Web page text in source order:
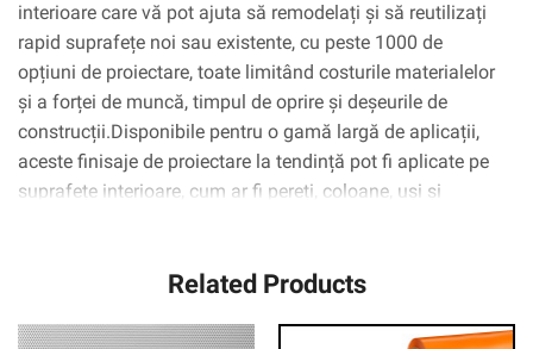
interioare care vă pot ajuta să remodelați și să reutilizați
rapid suprafețe noi sau existente, cu peste 1000 de
opțiuni de proiectare, toate limitând costurile materialelor
și a forței de muncă, timpul de oprire și deșeurile de
construcții.Disponibile pentru o gamă largă de aplicații,
aceste finisaje de proiectare la tendință pot fi aplicate pe
suprafețe interioare, cum ar fi pereți, coloane, uși și
practic bulele de aer, simplificând și accelerând procesul
Related Products